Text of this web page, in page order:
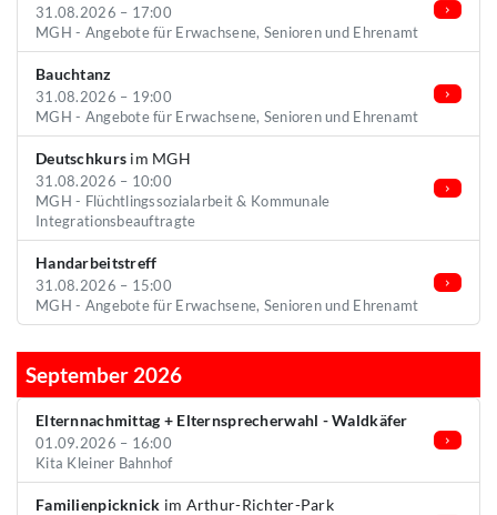
31.08.2026 – 17:00
MGH - Angebote für Erwachsene, Senioren und Ehrenamt
Bauchtanz
31.08.2026 – 19:00
MGH - Angebote für Erwachsene, Senioren und Ehrenamt
Deutschkurs im MGH
31.08.2026 – 10:00
MGH - Flüchtlingssozialarbeit & Kommunale
Integrationsbeauftragte
Handarbeitstreff
31.08.2026 – 15:00
MGH - Angebote für Erwachsene, Senioren und Ehrenamt
September 2026
Elternnachmittag + Elternsprecherwahl - Waldkäfer
01.09.2026 – 16:00
Kita Kleiner Bahnhof
Familienpicknick im Arthur-Richter-Park